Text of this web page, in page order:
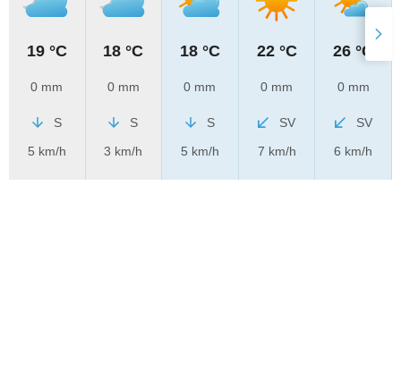
19 °C
0 mm
S
5 km/h
18 °C
0 mm
S
3 km/h
18 °C
0 mm
S
5 km/h
22 °C
0 mm
SV
7 km/h
26 °C
0 mm
SV
6 km/h